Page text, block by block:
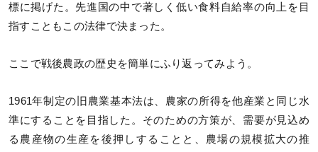
標に掲げた。先進国の中で著しく低い食料自給率の向上を目
指すこともこの法律で決まった。
ここで戦後農政の歴史を簡単にふり返ってみよう。
1961年制定の旧農業基本法は、農家の所得を他産業と同じ水
準にすることを目指した。そのための方策が、需要が見込め
る農産物の生産を後押しすることと、農場の規模拡大の推